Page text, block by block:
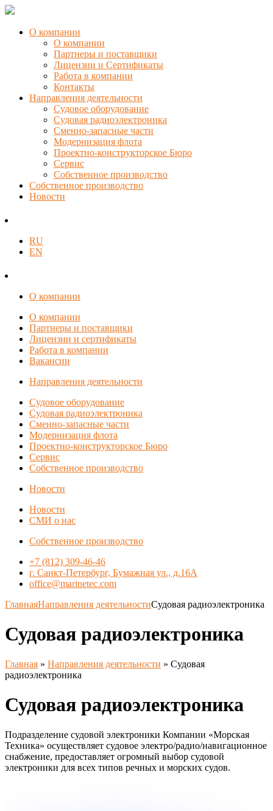
О компании
О компании
Партнеры и поставщики
Лицензии и Сертификаты
Работа в компании
Контакты
Направления деятельности
Судовое оборудование
Судовая радиоэлектроника
Сменно-запасные части
Модернизация флота
Проектно-конструкторское Бюро
Сервис
Собственное производство
Собственное производство
Новости
RU
EN
О компании
О компании
Партнеры и поставщики
Лицензии и сертификаты
Работа в компании
Вакансии
Направления деятельности
Судовое оборудование
Судовая радиоэлектроника
Сменно-запасные части
Модернизация флота
Проектно-конструкторское Бюро
Сервис
Собственное производство
Новости
Новости
СМИ о нас
Собственное производство
+7 (812) 309-46-46
г. Санкт-Петербург, Бумажная ул., д.16А
office@marinetec.com
ГлавнаяНаправления деятельностиСудовая радиоэлектроника
Судовая радиоэлектроника
Главная » Направления деятельности » Судовая
радиоэлектроника
Судовая радиоэлектроника
Подразделение судовой электроники Компании «Морская
Техника» осуществляет судовое электро/радио/навигационное
снабжение, предоставляет огромный выбор судовой
электроники для всех типов речных и морских судов.